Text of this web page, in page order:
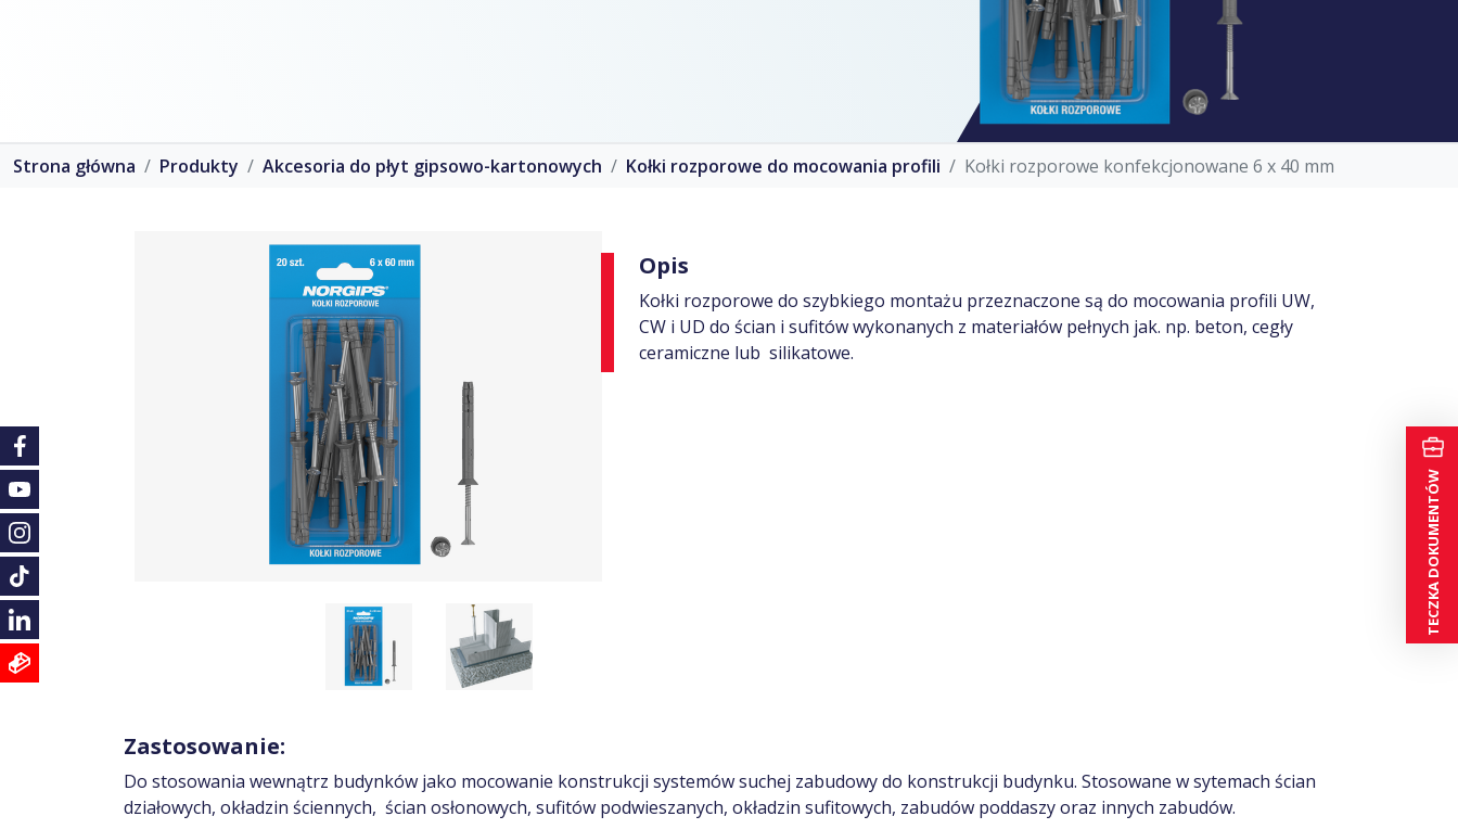
Strona główna Produkty Akcesoria do płyt gipsowo-kartonowych Kołki rozporowe do mocowania profili Kołki rozporowe konfekcjonowane 6 x 40 mm
Opis
Kołki rozporowe do szybkiego montażu przeznaczone są do mocowania profili UW,
CW i UD do ścian i sufitów wykonanych z materiałów pełnych jak. np. beton, cegły
ceramiczne lub silikatowe.
Zastosowanie:
Do stosowania wewnątrz budynków jako mocowanie konstrukcji systemów suchej zabudowy do konstrukcji budynku. Stosowane w sytemach ścian
działowych, okładzin ściennych, ścian osłonowych, sufitów podwieszanych, okładzin sufitowych, zabudów poddaszy oraz innych zabudów.
TECZKA DOKUMENTÓW